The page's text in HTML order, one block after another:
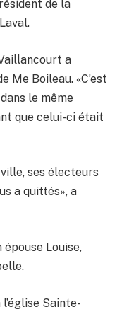
de la
a
Me Boileau. «C’est
le même
que celui-ci était
ses électeurs
a quittés», a
Louise,
Sainte-